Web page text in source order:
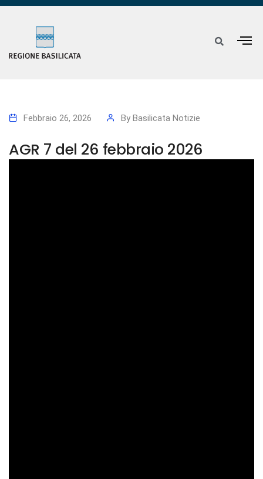
Febbraio 26, 2026 By Basilicata Notizie
AGR 7 del 26 febbraio 2026